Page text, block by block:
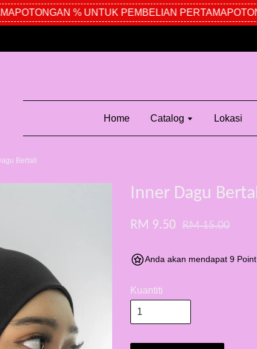
POTONGAN % UNTUK PEMBELIAN PERTAMA
Home Catalog Lokasi
Bertali
Inner Dagu
RM 9.50 RM 15.00
Anda akan mendapat 9
Kuantiti